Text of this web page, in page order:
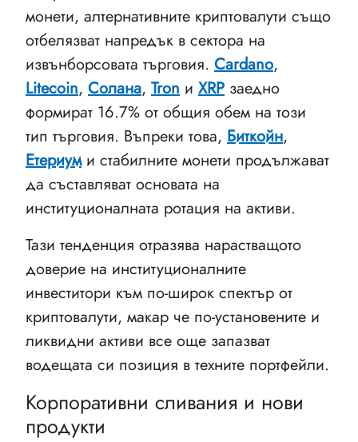
монети, алтернативните криптовалути също
отбелязват напредък в сектора на
извънборсовата търговия. Cardano,
Litecoin, Солана, Tron и XRP заедно
формират 16.7% от общия обем на този
тип търговия. Въпреки това, Биткойн,
Етериуми стабилните монети продължават
да съставляват основата на
институционалната ротация на активи.
Тази тенденция отразява нарастващото
доверие на институционалните
инвеститори към по-широк спектър от
криптовалути, макар че по-установените и
ликвидни активи все още запазват
водещата си позиция в техните портфейли.
Корпоративни сливания и нови
продукти